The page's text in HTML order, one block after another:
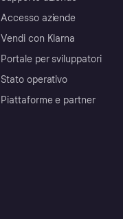
Accesso aziende
Vendi con Klarna
Portale per sviluppatori
Stato operativo
Piattaforme e partner